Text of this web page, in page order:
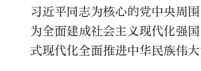
习近平同志为核心的党中央周
为全面建成社会主义现代化强
式现代化全面推进中华民族伟大